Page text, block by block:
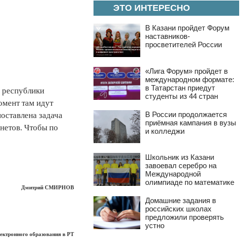
республики
там идут
задача
Чтобы по
Дмитрий СМИРНОВ
образования в РТ
ЭТО ИНТЕРЕСНО
В Казани пройдет Форум
наставников-
просветителей России
«Лига Форум» пройдет в
международном формате:
в Татарстан приедут
студенты из 44 стран
В России продолжается
приёмная кампания в вузы
и колледжи
Школьник из Казани
завоевал серебро на
Международной
олимпиаде по математике
Домашние задания в
российских школах
предложили проверять
устно